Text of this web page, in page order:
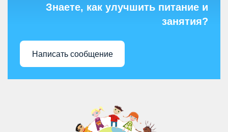
Знаете, как улучшить питание и
занятия?
Написать сообщение